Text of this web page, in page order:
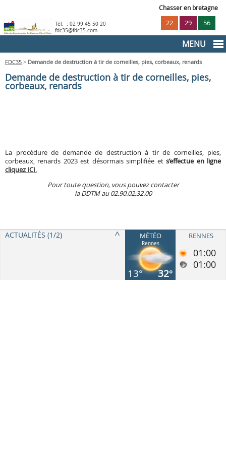
Tél. : 02 99 45 50 20
fdc35@fdc35.com
Chasser en bretagne
22 29 56
MENU
Actualités
Infos Pratique
La Sécurité
Validation du permis de chasser
FDC35 > Demande de destruction à tir de corneilles, pies, corbeaux, renards
Demande de destruction à tir de corneilles, pies,
corbeaux, renards
La procédure de demande de destruction à tir de corneilles, pies,
corbeaux, renards 2023 est désormais simplifiée ets’effectue en ligne
cliquez ICI.
Pour toute question, vous pouvez contacter
la DDTM au 02.90.02.32.00
ACTUALITÉS (1/2) MÉTÉO
Rennes
13° 32°
RENNES
01:00
01:00